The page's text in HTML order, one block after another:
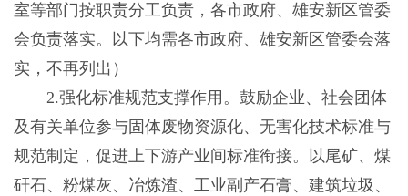
室等部门按职责分工负责，各市政府、雄安新区管委
会负责落实。以下均需各市政府、雄安新区管委会落
实，不再列出）
2.强化标准规范支撑作用。鼓励企业、社会团体
及有关单位参与固体废物资源化、无害化技术标准与
规范制定，促进上下游产业间标准衔接。以尾矿、煤
矸石、粉煤灰、冶炼渣、工业副产石膏、建筑垃圾、